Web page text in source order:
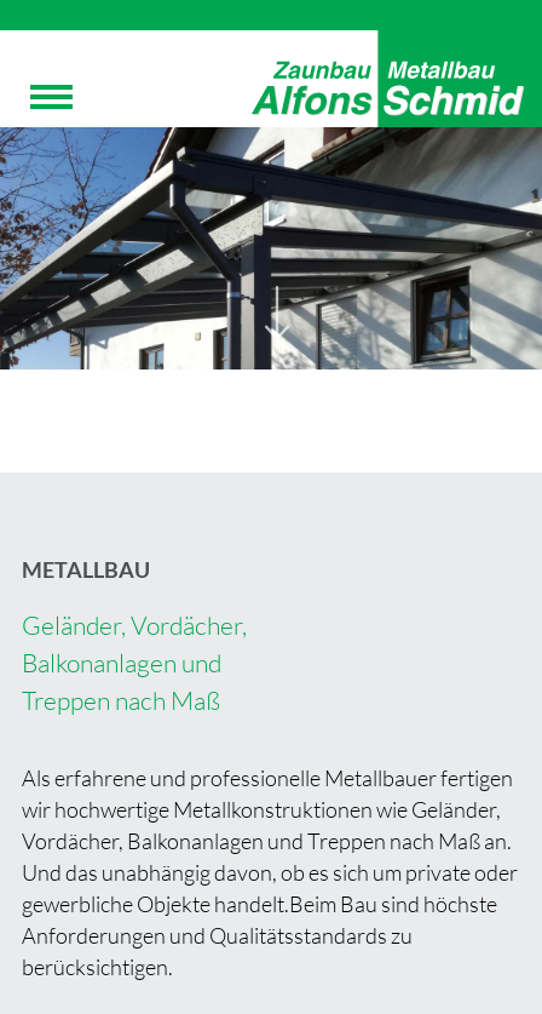
METALLBAU
Geländer, Vordächer,
Balkonanlagen und
Treppen nach Maß
Als erfahrene und professionelle Metallbauer fertigen
wir hochwertige Metallkonstruktionen wie Geländer,
Vordächer, Balkonanlagen und Treppen nach Maß an.
Und das unabhängig davon, ob es sich um private oder
gewerbliche Objekte handelt.Beim Bau sind höchste
Anforderungen und Qualitätsstandards zu
berücksichtigen.